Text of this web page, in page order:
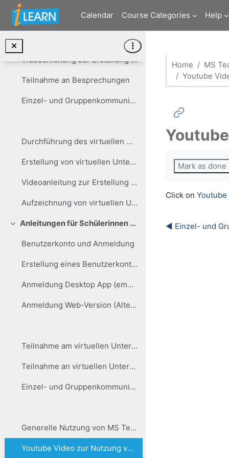
Skip to main content
Calendar
Course Categories Help
...
Zusammenarbeit im Team
Videoanleitung zur Erstellung von Besprechungen
Teilnahme an Besprechungen
Einzel- und Gruppenkommunikation
Durchführung des virtuellen Unterrichts
Erstellung von virtuellen Unterrichtsstunden
Videoanleitung zur Erstellung virtueller Lehrveranstaltungen mit der Kalender-Funktion
Aufzeichnung von virtuellen Unterrichtsstunden
Collapse Anleitungen für Schülerinnen und Schüler
Benutzerkonto und Anmeldung
Erstellung eines Benutzerkontos
Anmeldung Desktop App (empfohlen für regelmäßigen Gebrauch)
Anmeldung Web-Version (Alternative zu Desktop App)
Teilnahme am virtuellen Unterricht
Teilnahme an virtuellen Unterrichtsstunden
Einzel- und Gruppenkommunikation
Generelle Nutzung von MS Teams
Youtube Video zur Nutzung von MS Teams für Schüler/-innen
Home
MS
Youtube
Mark as done
Click on
◀︎ Einzel- und